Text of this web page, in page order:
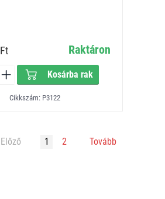
Ft Raktáron
Kosárba rak
Cikkszám: P3122
Előző 1 2 Tovább